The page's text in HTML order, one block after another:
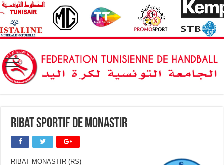
Ribat Sportif de Monastir
RIBAT MONASTIR (RS)